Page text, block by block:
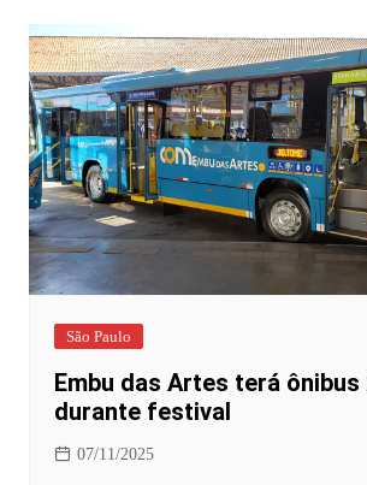
São Paulo
Embu das Artes terá ônibus
durante festival
07/11/2025